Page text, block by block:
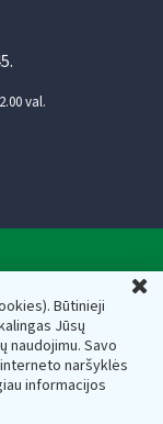
Būtinieji
Jūsų
naudojimu. Savo
naršyklės
informacijos
val.
el.paštas:
Lietuvos
Juridinių